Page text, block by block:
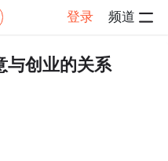
登录 频道
帖子详情
与创业的关系